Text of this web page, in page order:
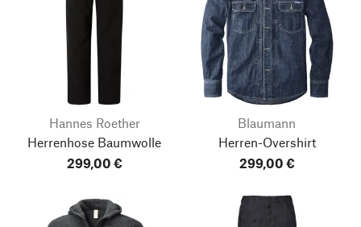
Hannes Roether
Herrenhose Baumwolle
299,00 €
Blaumann
Herren-Overshirt
299,00 €